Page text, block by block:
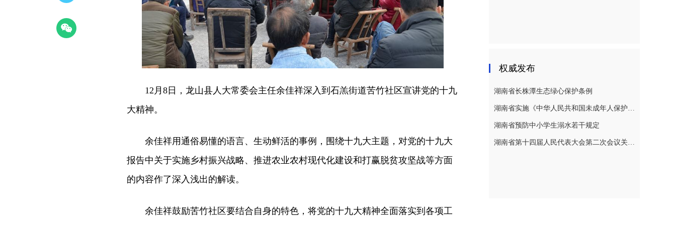
12月8日，龙山县人大常委会主任余佳祥深入到石羔街道苦竹社区宣讲党的十九
大精神。
余佳祥用通俗易懂的语言、生动鲜活的事例，围绕十九大主题，对党的十九大
报告中关于实施乡村振兴战略、推进农业农村现代化建设和打赢脱贫攻坚战等方面
的内容作了深入浅出的解读。
余佳祥鼓励苦竹社区要结合自身的特色，将党的十九大精神全面落实到各项工
权威发布
湖南省长株潭生态绿心保护条例
湖南省实施《中华人民共和国未成年人保护法》若干规定
湖南省预防中小学生溺水若干规定
湖南省第十四届人民代表大会第二次会议关于湖南省人民代表大会常务委员会工作报告的决议